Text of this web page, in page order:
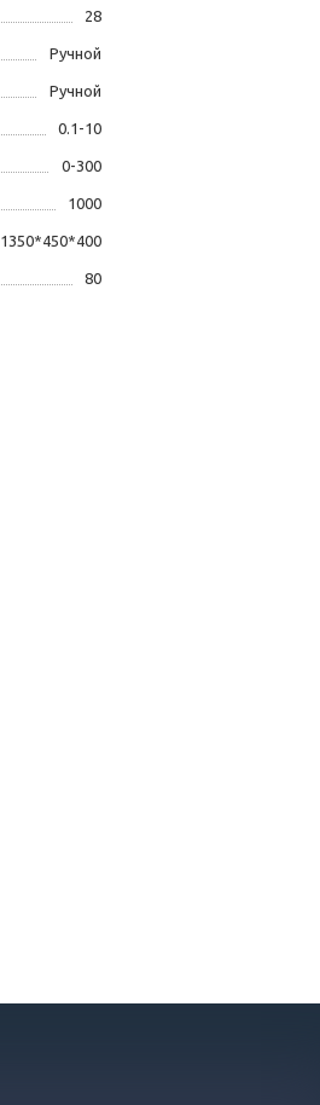
28
Ручной
Ручной
0.1-10
0-300
1000
1350*450*400
80